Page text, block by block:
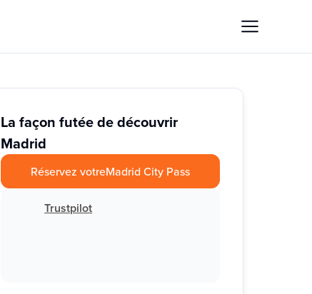
La façon futée de découvrir
Madrid
Réservez votreMadrid City Pass
Trustpilot